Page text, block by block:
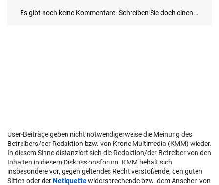
User-Beiträge geben nicht notwendigerweise die Meinung des
Betreibers/der Redaktion bzw. von Krone Multimedia (KMM) wieder.
In diesem Sinne distanziert sich die Redaktion/der Betreiber von den
Inhalten in diesem Diskussionsforum. KMM behält sich
insbesondere vor, gegen geltendes Recht verstoßende, den guten
Sitten oder derNetiquettewidersprechende bzw. dem Ansehen von